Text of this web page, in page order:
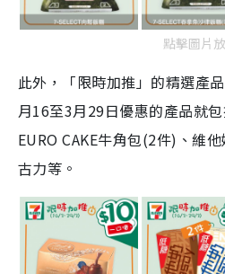
點擊圖片
此外，「限時加推」的精選產
月16至3月29日優惠的產品就
EURO CAKE牛角包(2件)、維
古力等。